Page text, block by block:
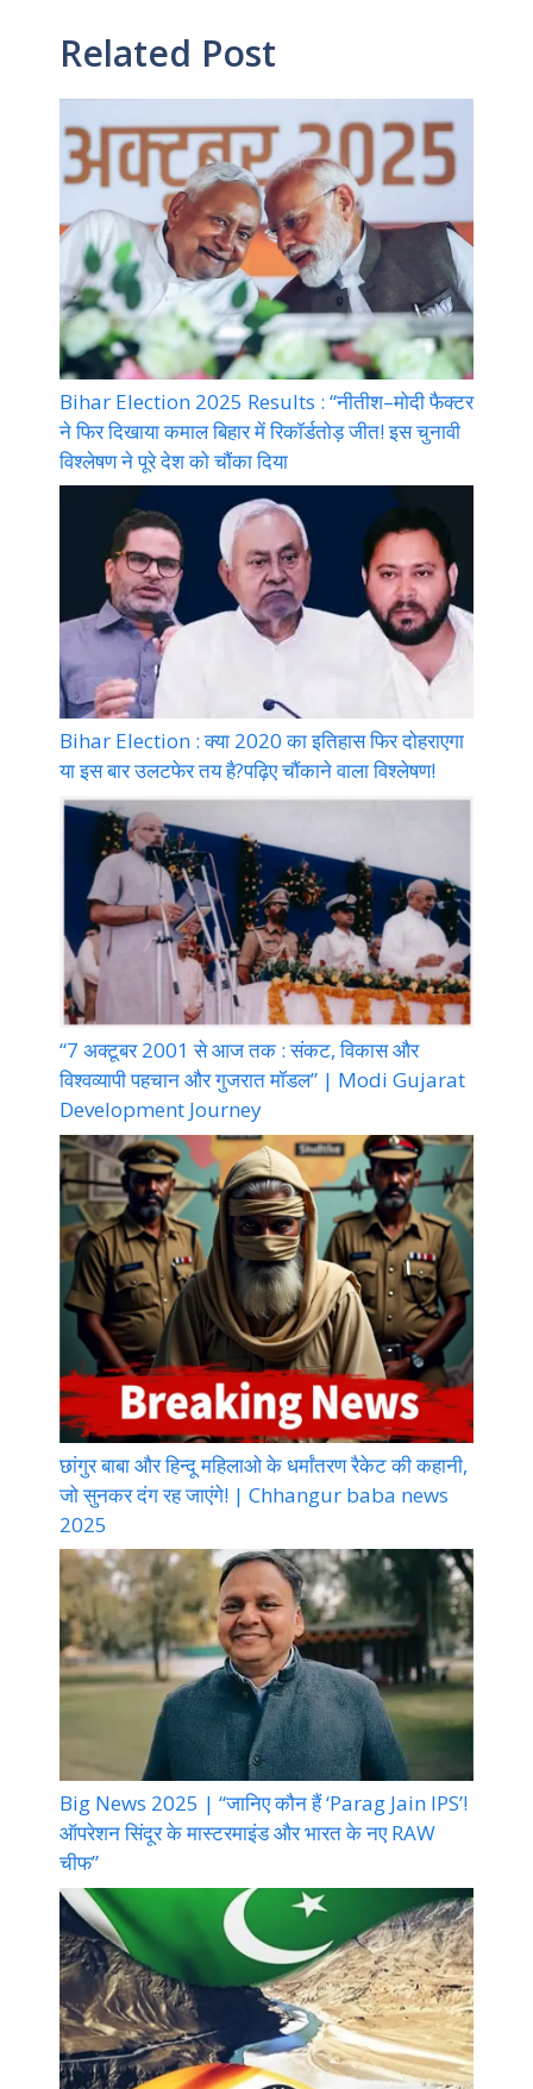
Related Post
Bihar Election 2025 Results : “नीतीश–मोदी फैक्टर
ने फिर दिखाया कमाल बिहार में रिकॉर्डतोड़ जीत! इस चुनावी
विश्लेषण ने पूरे देश को चौंका दिया
Bihar Election : क्या 2020 का इतिहास फिर दोहराएगा
या इस बार उलटफेर तय है?पढ़िए चौंकाने वाला विश्लेषण!
“7 अक्टूबर 2001 से आज तक : संकट, विकास और
विश्वव्यापी पहचान और गुजरात मॉडल” | Modi Gujarat
Development Journey
छांगुर बाबा और हिन्दू महिलाओ के धर्मांतरण रैकेट की कहानी,
जो सुनकर दंग रह जाएंगे! | Chhangur baba news
2025
Big News 2025 | “जानिए कौन हैं ‘Parag Jain IPS’!
ऑपरेशन सिंदूर के मास्टरमाइंड और भारत के नए RAW
चीफ”